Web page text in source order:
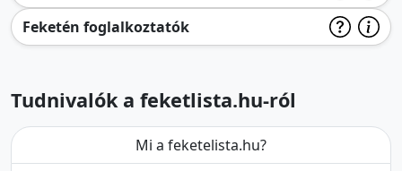
Feketén foglalkoztatók
Tudnivalók a feketlista.hu-ról
Mi a feketelista.hu?